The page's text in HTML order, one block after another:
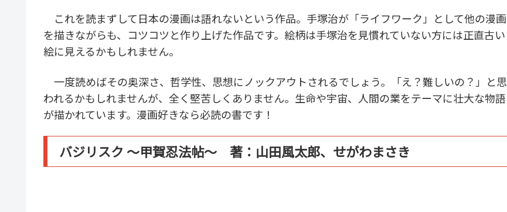
これを読まずして日本の漫画は語れないという作品。手塚治が「ライフワーク」として他の漫画
を描きながらも、コツコツと作り上げた作品です。絵柄は手塚治を見慣れていない方には正直古い
絵に見えるかもしれません。
一度読めばその奥深さ、哲学性、思想にノックアウトされるでしょう。「え？難しいの？」と思
われるかもしれませんが、全く堅苦しくありません。生命や宇宙、人間の業をテーマに壮大な物語
が描かれています。漫画好きなら必読の書です！
バジリスク 〜甲賀忍法帖〜 著：山田風太郎、せがわまさき